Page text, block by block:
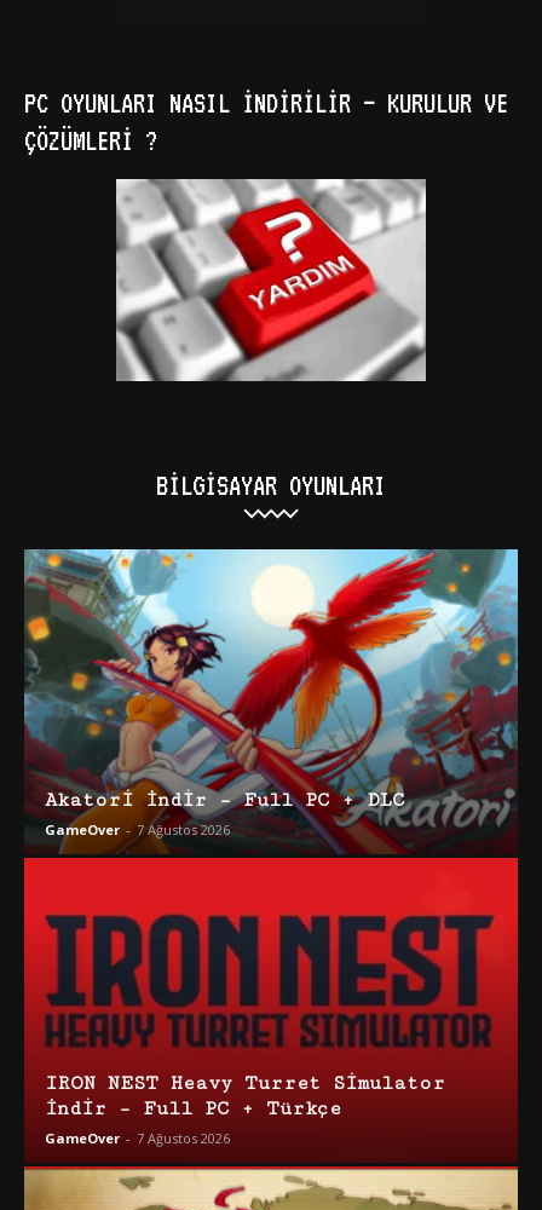
PC OYUNLARI NASIL İNDIRILIR – KURULUR VE
ÇÖZÜMLERI ?
BILGISAYAR OYUNLARI
Akatori İndir – Full PC + DLC
GameOver - 7 Ağustos 2026
IRON NEST Heavy Turret Simulator
İndir – Full PC + Türkçe
GameOver - 7 Ağustos 2026